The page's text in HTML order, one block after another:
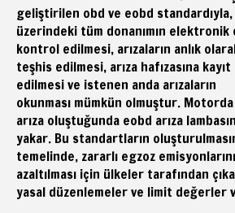
geliştirilen obd ve eobd standardıyla,
üzerindeki tüm donanımın elektronik
kontrol edilmesi, arızaların anlık
teşhis edilmesi, arıza hafızasına kayıt
edilmesi ve istenen anda arızaların
okunması mümkün olmuştur.
arıza oluştuğunda eobd arıza
yakar. Bu standartların
temelinde, zararlı egzoz
azaltılması için ülkeler tarafından
yasal düzenlemeler ve limit değerler